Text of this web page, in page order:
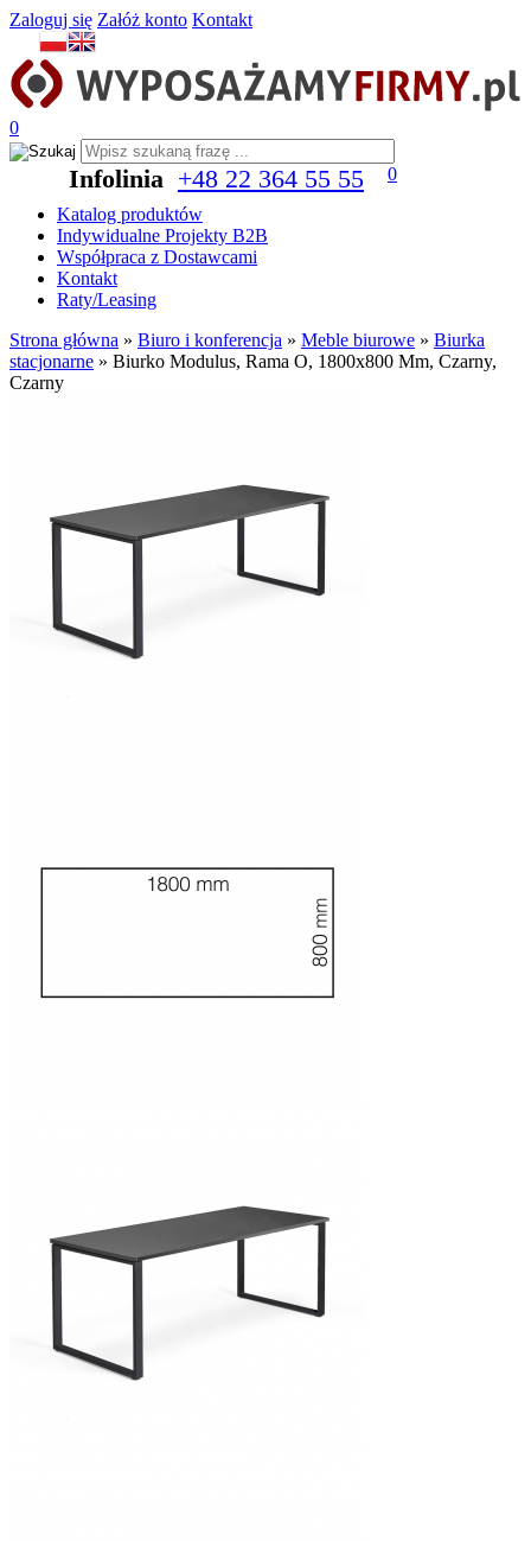
Zaloguj się Załóż konto Kontakt
0
Infolinia +48 22 364 55 55
0
Katalog produktów
Indywidualne Projekty B2B
Współpraca z Dostawcami
Kontakt
Raty/Leasing
Strona główna » Biuro i konferencja » Meble biurowe » Biurka
stacjonarne » Biurko Modulus, Rama O, 1800x800 Mm, Czarny,
Czarny